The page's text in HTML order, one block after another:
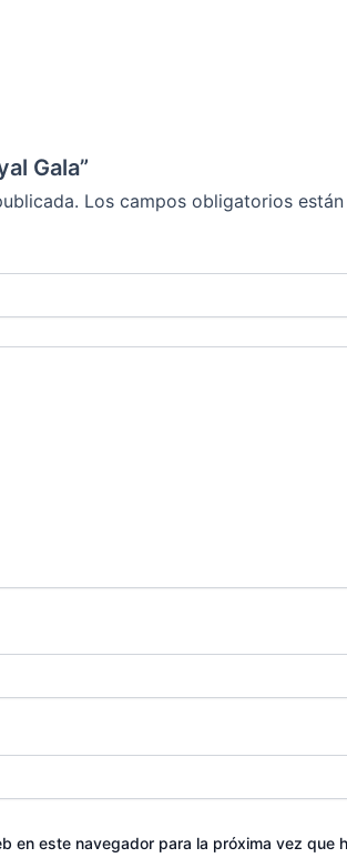
Gala”
Los campos obligatorios
en este navegador para la próxima vez que